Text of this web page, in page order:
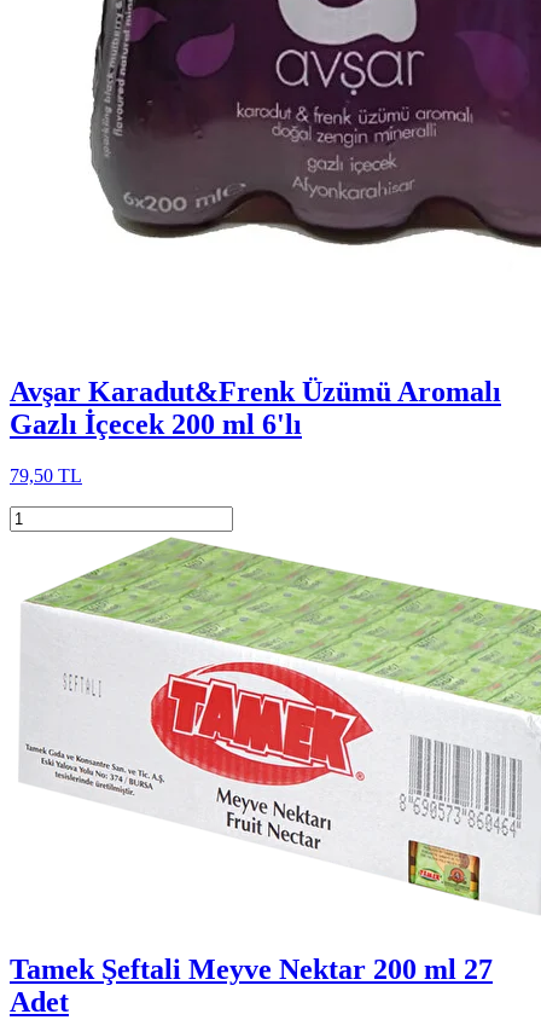
Avşar Karadut&Frenk Üzümü Aromalı
Gazlı İçecek 200 ml 6'lı
79,50 TL
Tamek Şeftali Meyve Nektar 200 ml 27
Adet